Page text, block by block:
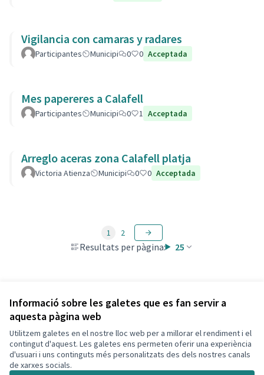
Informació sobre les galetes que es fan servir a
aquesta pàgina web
Utilitzem galetes en el nostre lloc web per a millorar el rendiment i el
contingut d'aquest. Les galetes ens permeten oferir una experiència
d'usuari i uns continguts més personalitzats des dels nostres canals
de xarxes socials.
Vigilancia con camaras y radares
Participantes Municipi 0 0 Acceptada
Mes papereres a Calafell
Participantes Municipi 0 1 Acceptada
Arreglo aceras zona Calafell platja
Victoria Atienza Municipi 0 0 Acceptada
Resultats per pàgina: 25
1 2
Veure totes les propostes retirades
Termes i condicions d'ús
Configuració de les galetes
Decidim Calafell a X
Decidim Calafell a Facebook
Decidim Calafell a YouTube
Decidim Calafell a GitHub